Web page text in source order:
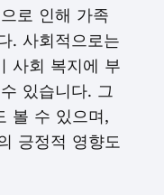
로 인해 가족
. 사회적으로는
사회 복지에 부
있습니다. 그
볼 수 있으며,
긍정적 영향도